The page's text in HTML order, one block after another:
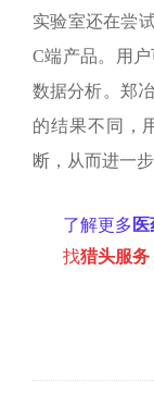
实验室还在尝
C端产品。用
数据分析。郑
的结果不同，
断，从而进一
了解更多
找猎头服务